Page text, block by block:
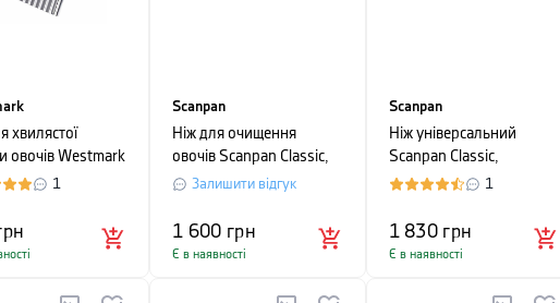
хвилястої
овочів Westmark
Line, 10x9, 5x2,
1
Scanpan
Ніж для очищення
овочів Scanpan Classic,
довжина 9 см, чорний
Залишити відгук
1 600 грн
Є в наявності
Scanpan
Ніж універсальний
Scanpan Classic,
довжина 15 см, чорний
1
1 830 грн
Є в наявності